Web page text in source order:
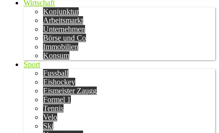
Wirtschaft
Konjunktur
Arbeitsmarkt
Unternehmen
Börse und Co
Immobilien
Konsum
Sport
Fussball
Eishockey
Eismeister Zaugg
Formel 1
Tennis
Velo
Ski